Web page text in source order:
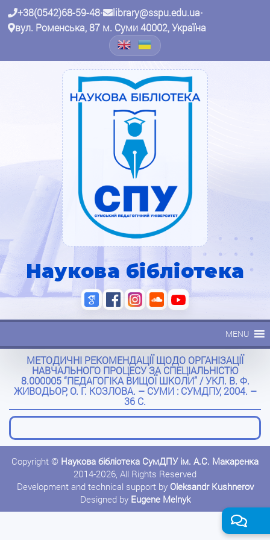
+38(0542)68-59-48• library@sspu.edu.ua•
вул. Роменська, 87 м. Суми 40002, Україна
Наукова бібліотека
MENU
МЕТОДИЧНІ РЕКОМЕНДАЦІЇ ЩОДО ОРГАНІЗАЦІЇ
НАВЧАЛЬНОГО ПРОЦЕСУ ЗА СПЕЦІАЛЬНІСТЮ
8.000005 “ПЕДАГОГІКА ВИЩОЇ ШКОЛИ” / УКЛ. В. Ф.
ЖИВОДЬОР, О. Г. КОЗЛОВА. – СУМИ : СУМДПУ, 2004. –
36 С.
Copyright © Наукова бібліотека СумДПУ ім. А.С. Макаренка
2014-2026, All Rights Reserved
Development and technical support by Oleksandr Kushnerov
Designed by Eugene Melnyk